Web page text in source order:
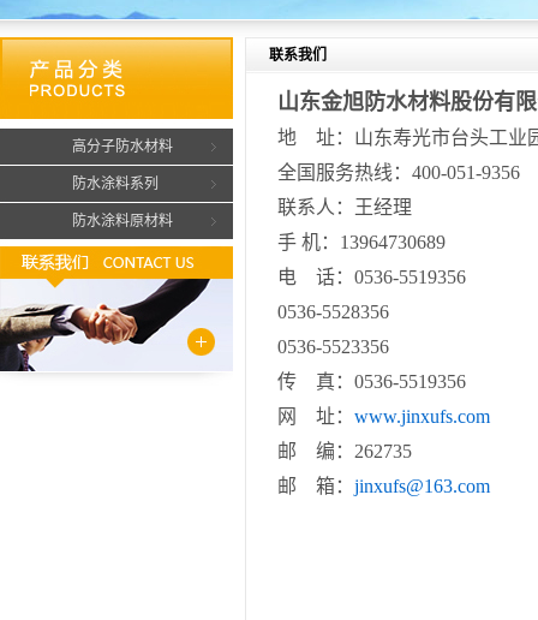
高分子防水材料
防水涂料系列
防水涂料原材料
联系我们
山东金旭防水材料股份有
地 址：山东寿光市台头工业
全国服务热线：400-051-9356
联系人：王经理
手 机：13964730689
电 话：0536-5519356
0536-5528356
0536-5523356
传 真：0536-5519356
网 址： www.jinxufs.com
邮 编：262735
邮 箱： jinxufs@163.com